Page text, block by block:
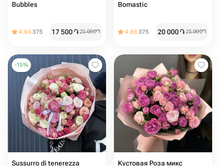
Bubbles
4.86375 17 500֏25 000֏
Bomastic
4.86375 20 000֏25 000֏
-15%
Sussurro di tenerezza Кустовая Роза микс